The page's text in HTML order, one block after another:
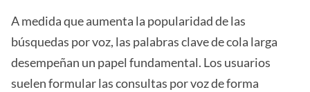
A medida que aumenta la popularidad de las
búsquedas por voz, las palabras clave de cola larga
desempeñan un papel fundamental. Los usuarios
suelen formular las consultas por voz de forma